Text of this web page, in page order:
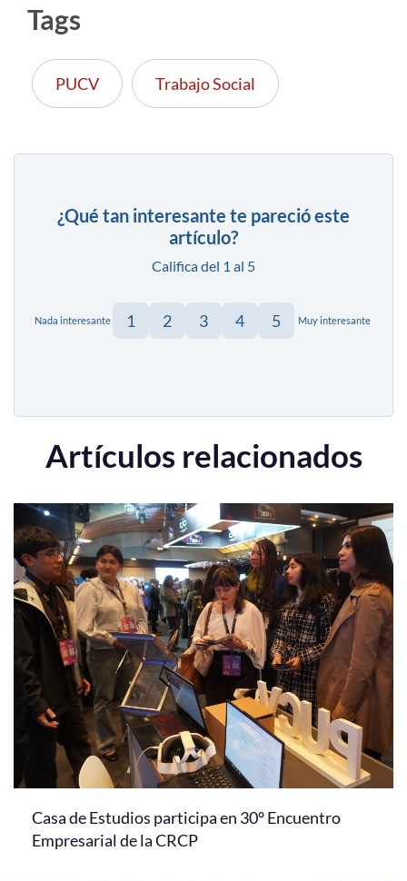
Tags
PUCV Trabajo Social
¿Qué tan interesante te pareció este
artículo?
Califica del 1 al 5
Nada interesante 1 2 3 4 5 Muy interesante
Artículos relacionados
Casa de Estudios participa en 30° Encuentro
Empresarial de la CRCP